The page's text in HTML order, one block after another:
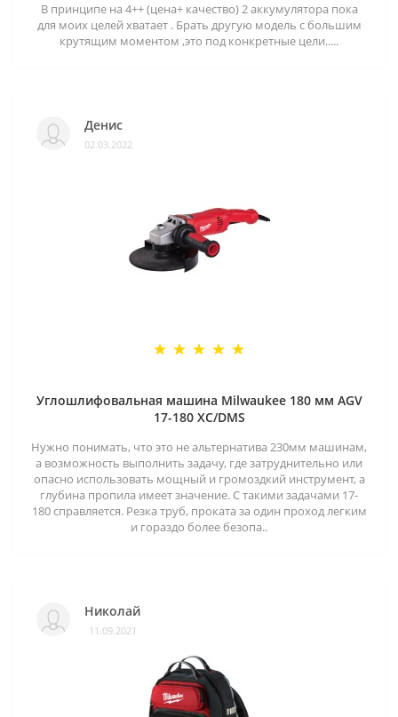
В принципе на 4++ (цена+ качество) 2 аккумулятора пока
для моих целей хватает . Брать другую модель с большим
крутящим моментом ,это под конкретные цели.....
Денис
02.03.2022
Углошлифовальная машина Milwaukee 180 мм AGV
17-180 XC/DMS
Нужно понимать, что это не альтернатива 230мм машинам,
а возможность выполнить задачу, где затруднительно или
опасно использовать мощный и громоздкий инструмент, а
глубина пропила имеет значение. С такими задачами 17-
180 справляется. Резка труб, проката за один проход легким
и гораздо более безопа..
Николай
11.09.2021